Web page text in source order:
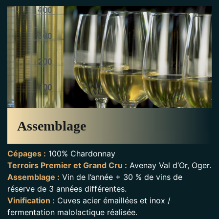
Assemblage
Cépages : 100% Chardonnay
Terroirs Premier et Grand Cru : Avenay Val d’Or, Oger.
Assemblage : Vin de l’année + 30 % de vins de
réserve de 3 années différentes.
Vinification : Cuves acier émaillées et inox /
fermentation malolactique réalisée.